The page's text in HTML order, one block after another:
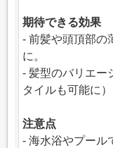
期待できる効果
- 前髪や頭頂部の
に。
- 髪型のバリエー
タイルも可能に
注意点
- 海水浴やプール